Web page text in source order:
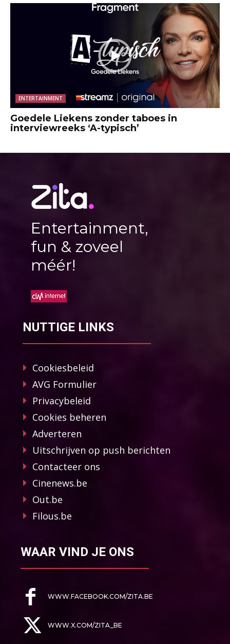
ENTERTAINMENT
Goedele Liekens zonder taboes in
interviewreeks ‘A-typisch’
Entertainment,
fun & zoveel
méér!
NUTTIGE LINKS
Cookiesbeleid
AVG Formulier
Privacybeleid
Cookies beheren
Adverteren
Uitschrijven op push berichten
Contacteer ons
Cinenews.be
Out.be
Filous.be
WAAR VIND JE ONS
WWW.FACEBOOK.COM/ZITA.BE
WWW.X.COM/ZITA_BE